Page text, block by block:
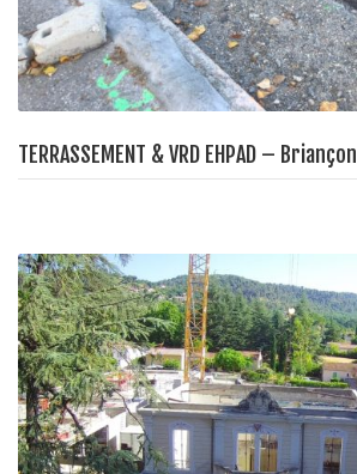
TERRASSEMENT & VRD EHPAD – Briançon